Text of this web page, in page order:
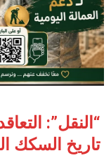
“النقل”:
تاريخ السكك